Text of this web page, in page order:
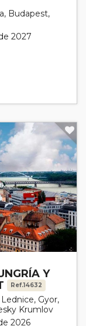
Budapest,
2027
Y
Ref.14632
Gyor,
Krumlov
2026